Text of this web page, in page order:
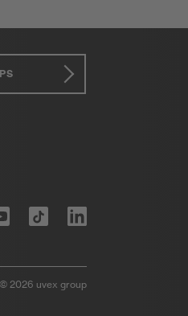
© 2026 uvex group